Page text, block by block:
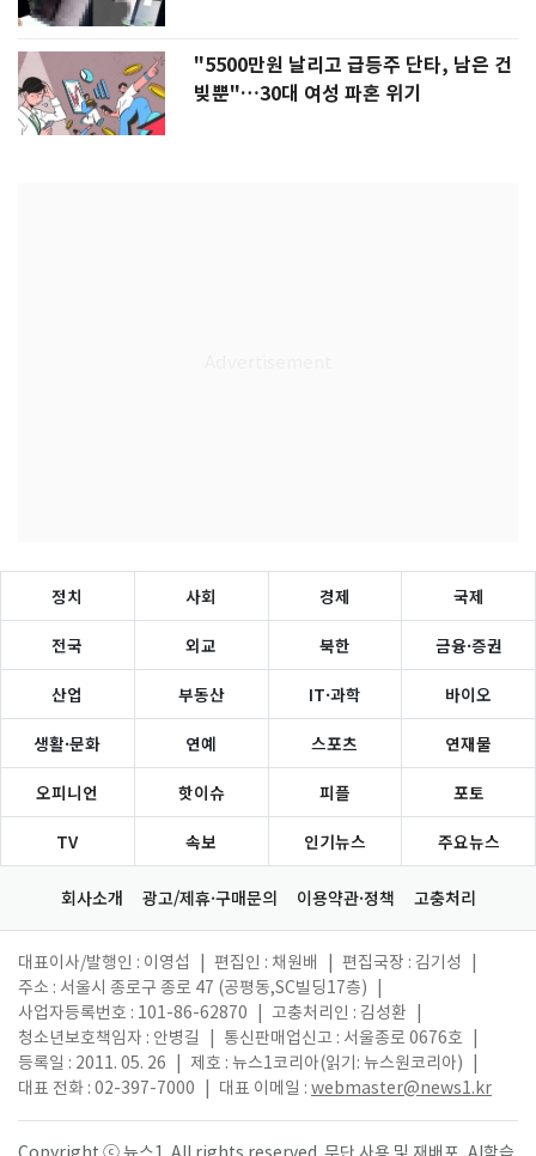
"5500만원 날리고 급등주 단타, 남은 건
빚뿐"…30대 여성 파혼 위기
정치 사회 경제 국제
전국 외교 북한 금융·증권
산업 부동산 IT·과학 바이오
생활·문화 연예 스포츠 연재물
오피니언 핫이슈 피플 포토
TV 속보 인기뉴스 주요뉴스
회사소개 광고/제휴·구매문의 이용약관·정책 고충처리
대표이사/발행인 : 이영섭 편집인 : 채원배 편집국장 : 김기성
주소 : 서울시 종로구 종로 47 (공평동,SC빌딩17층)
사업자등록번호 : 101-86-62870
고충처리인 : 김성환
청소년보호책임자 : 안병길
통신판매업신고 : 서울종로 0676호
등록일 : 2011. 05. 26
제호 : 뉴스1코리아(읽기: 뉴스원코리아)
대표 전화 : 02-397-7000
대표 이메일 : webmaster@news1.kr